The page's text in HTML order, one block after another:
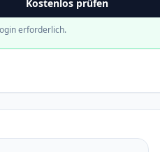
Kostenlos prüfen
erforderlich.